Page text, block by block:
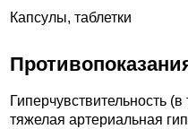
Капсулы, таблетки
Гиперчувствительность
тяжелая артериальная